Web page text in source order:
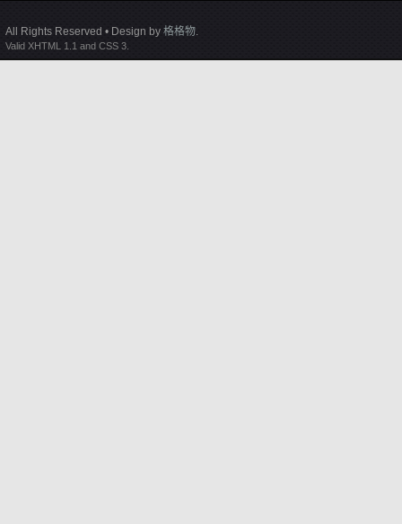
All Rights Reserved • Design by 格格物.
Valid XHTML 1.1 and CSS 3.